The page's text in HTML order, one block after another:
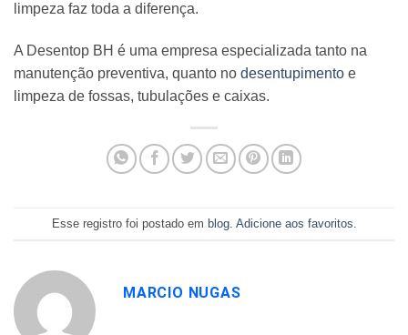
limpeza faz toda a diferença.
A Desentop BH é uma empresa especializada tanto na
manutenção preventiva, quanto no desentupimento e
limpeza de fossas, tubulações e caixas.
Esse registro foi postado em blog. Adicione aos favoritos
MARCIO NUGAS